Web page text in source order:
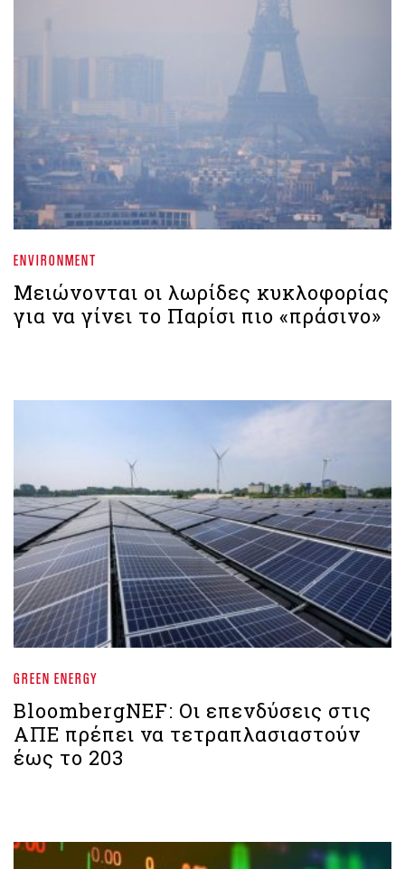
ENVIRONMENT
Μειώνονται οι λωρίδες κυκλοφορίας
για να γίνει το Παρίσι πιο «πράσινο»
GREEN ENERGY
BloombergNEF: Οι επενδύσεις στις
ΑΠΕ πρέπει να τετραπλασιαστούν
έως το 203